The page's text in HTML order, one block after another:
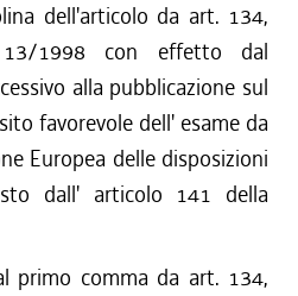
dell'articolo da art. 134,
1998 con effetto dal
alla pubblicazione sul
favorevole dell' esame da
Europea delle disposizioni
dall' articolo 141 della
primo comma da art. 134,